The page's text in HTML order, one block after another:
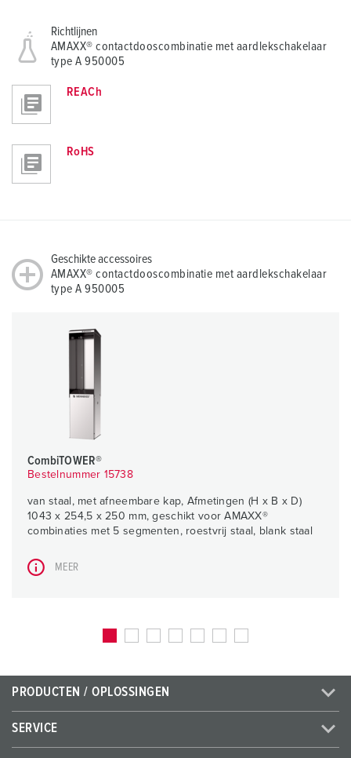
Richtlijnen
AMAXX® contactdooscombinatie met aardlekschakelaar
type A 950005
REACh
RoHS
Geschikte accessoires
AMAXX® contactdooscombinatie met aardlekschakelaar
type A 950005
CombiTOWER®
Bestelnummer 15738
van staal, met afneembare kap, Afmetingen (H x B x D)
1043 x 254,5 x 250 mm, geschikt voor AMAXX®
combinaties met 5 segmenten, roestvrij staal, blank staal
MEER
PRODUCTEN / OPLOSSINGEN
SERVICE